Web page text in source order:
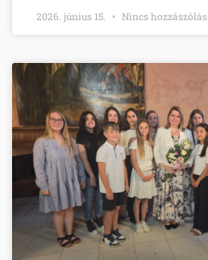
2026. június 15. Nincs hozzászólás